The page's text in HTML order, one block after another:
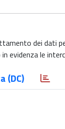
dei dati
evidenza le
(DC)